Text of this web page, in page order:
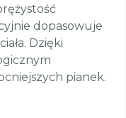
dopasowuje
Dzięki
pianek.